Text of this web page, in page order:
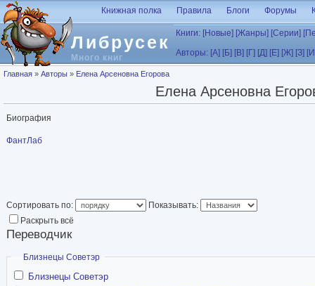
Перейти к основному содержанию
Либрусек
Много книг
Книжная полка Правила Блоги Форумы
Книги: [Новые] [Жанры] [Серии]
Авторы: [А] [Б] [В] [Г] [Д] [Е] [Ж] [З]
Вы здесь
Главная » Авторы » Елена Арсеновна Егорова
Елена Арсеновна
Биография
ФантЛаб
Сортировать по:
Показывать:
Раскрыть всё
Переводчик
Скрыть
Близнецы Советэр
Близнецы Советэр